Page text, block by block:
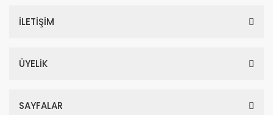
İLETİŞİM
ÜYELİK
SAYFALAR